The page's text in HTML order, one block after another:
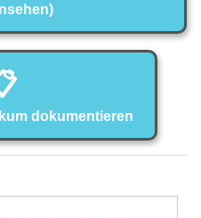
dokumentieren